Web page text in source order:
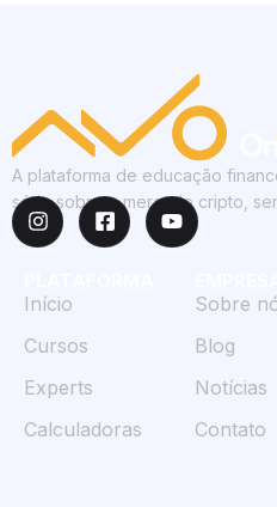
A plataforma de educação
sério sobre o mercado cripto,
Início
Cursos
Experts
Calculadoras
Sobre
Blog
Notícias
Contato